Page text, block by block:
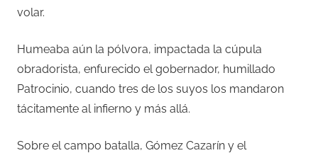
volar.
Humeaba aún la pólvora, impactada la cúpula
obradorista, enfurecido el gobernador, humillado
Patrocinio, cuando tres de los suyos los mandaron
tácitamente al infierno y más allá.
Sobre el campo batalla, Gómez Cazarín y el